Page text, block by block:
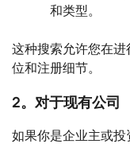
和类型。
这种搜索允许您在
位和注册细节。
2。对于现有公司
如果你是企业主或